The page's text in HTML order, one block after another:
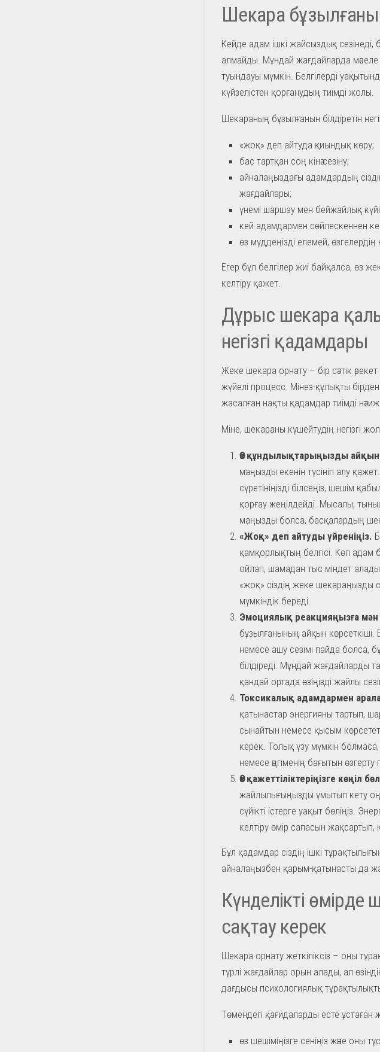
Шекара
Кейде адам ішкі жайсыздық сезінеді,
алмайды. Мұндай жағдайларда мәселе
туындауы мүмкін. Белгілерді
күйзелістен қорғанудың тиімді жолы.
Шекараның бұзылғанын білдіретін
«жоқ» деп айтуда қиындық көру;
бас тартқан соң кінә сезіну;
айналаңыздағы адамдардың сіздің
жағдайлары;
үнемі шаршау мен бейжайлық
кей адамдармен сөйлескеннен
өз мүддеңізді елемей, өзгелердің
Егер бұл белгілер жиі байқалса, өз
келтіру қажет.
Дұрыс шекара
негізгі қадамдары
Жеке шекара орнату – бір сәттік
жүйелі процесс. Мінез-құлықты бірден
жасалған нақты қадамдар тиімді
Міне, шекараны күшейтудің негізгі
Өз құндылықтарыңызды
маңызды екенін түсініп алу
сүретініңізді білсеңіз, шешім
қорғау жеңілдейді. Мысалы,
маңызды болса, басқалардың
«Жоқ» деп айтуды үйреніңіз.
қамқорлықтың белгісі. Көп адам
ойлап, шамадан тыс міндет
«жоқ» сіздің жеке шекараңызды
мүмкіндік береді.
Эмоциялық реакцияңызға мән
бұзылғанының айқын көрсеткіші.
немесе ашу сезімі пайда болса,
білдіреді. Мұндай жағдайларды
қандай ортада өзіңізді жайлы
Токсикалық адамдармен
қатынастар энергияны тартып,
сынайтын немесе қысым
керек. Толық үзу мүмкін
немесе әңгіменің бағытын өзгерту
Өз қажеттіліктеріңізге көңіл
жайлылығыңызды ұмытып кету
сүйікті істерге уақыт бөліңіз.
келтіру өмір сапасын жақсартып,
Бұл қадамдар сіздің ішкі
айналаңызбен қарым-қатынасты да
Күнделікті
сақтау керек
Шекара орнату жеткіліксіз – оны
түрлі жағдайлар орын алады, ал
дағдысы психологиялық
Төмендегі қағидаларды есте ұстаған
өз шешіміңізге сеніңіз және оны